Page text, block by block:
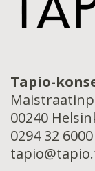
Tapio-
00240
0294 32 6000